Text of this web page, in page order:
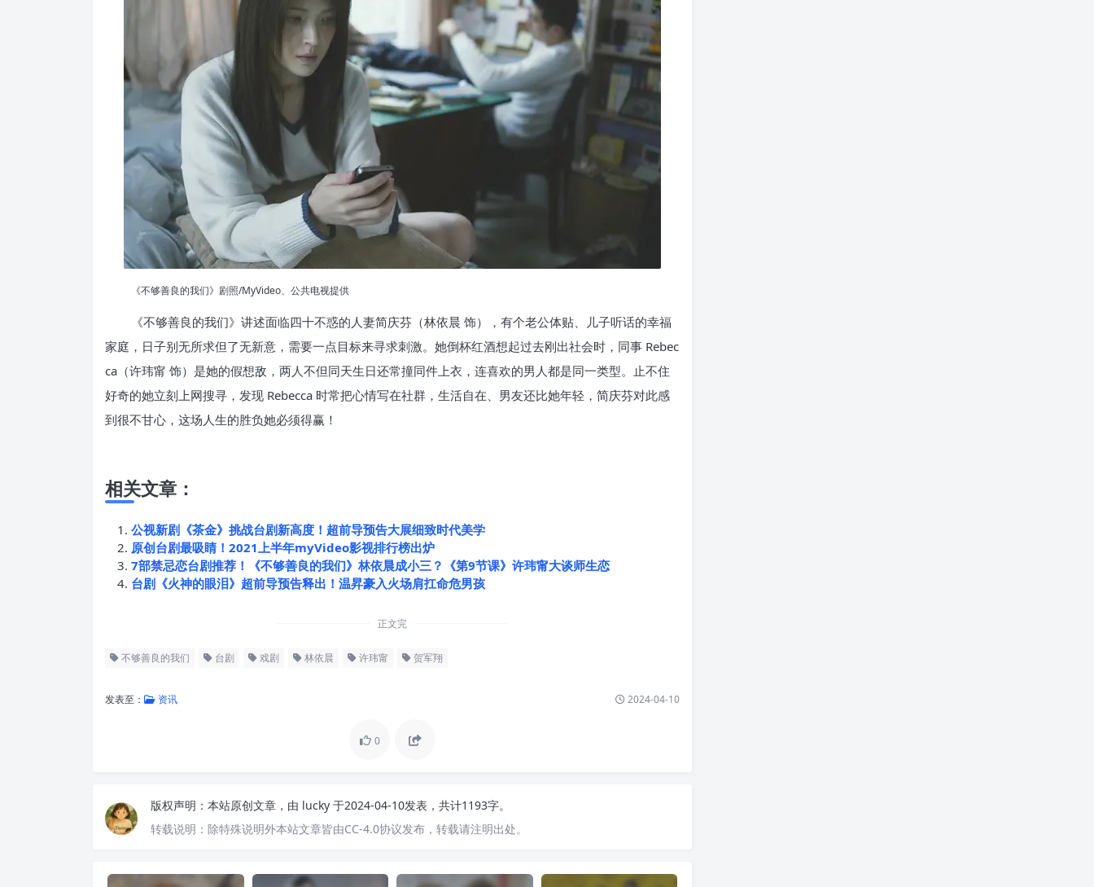
《不够善良的我们》剧照/MyVideo、公共电视提供
《不够善良的我们》讲述面临四十不惑的人妻简庆芬（林依晨 饰），有个老公体贴、儿子听话的幸福
家庭，日子别无所求但了无新意，需要一点目标来寻求刺激。她倒杯红酒想起过去刚出社会时，同事 Rebec
ca（许玮甯 饰）是她的假想敌，两人不但同天生日还常撞同件上衣，连喜欢的男人都是同一类型。止不住
好奇的她立刻上网搜寻，发现 Rebecca 时常把心情写在社群，生活自在、男友还比她年轻，简庆芬对此感
到很不甘心，这场人生的胜负她必须得赢！
相关文章：
公视新剧《茶金》挑战台剧新高度！超前导预告大展细致时代美学
原创台剧最吸睛！2021上半年myVideo影视排行榜出炉
7部禁忌恋台剧推荐！《不够善良的我们》林依晨成小三？《第9节课》许玮甯大谈师生恋
台剧《火神的眼泪》超前导预告释出！温昇豪入火场肩扛命危男孩
正文完
不够善良的我们 台剧 戏剧 林依晨 许玮甯 贺军翔
发表至： 资讯 2024-04-10
0
版权声明： 本站原创文章，由 lucky 于2024-04-10发表，共计1193字。
转载说明： 除特殊说明外本站文章皆由CC-4.0协议发布，转载请注明出处。